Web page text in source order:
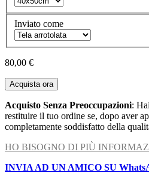
Inviato come
80,00 €
Acquista ora
Acquisto Senza Preoccupazioni:
restituire il tuo ordine se, dopo aver
completamente soddisfatto della
HO BISOGNO DI PIÙ
INVIA AD UN AMICO SU